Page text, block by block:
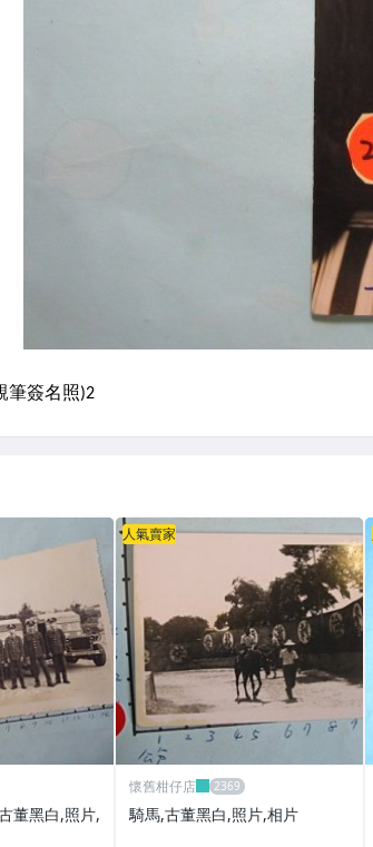
董黑白,照片,
人氣賣家
懷舊柑仔店
騎馬,古董黑白,照片,相片